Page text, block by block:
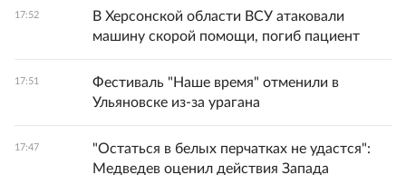
17:52
В Херсонской области ВСУ атаковали
машину скорой помощи, погиб пациент
17:51
Фестиваль "Наше время" отменили в
Ульяновске из-за урагана
17:47
"Остаться в белых перчатках не удастся":
Медведев оценил действия Запада